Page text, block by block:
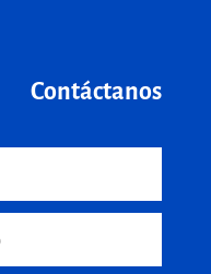
Contáctanos